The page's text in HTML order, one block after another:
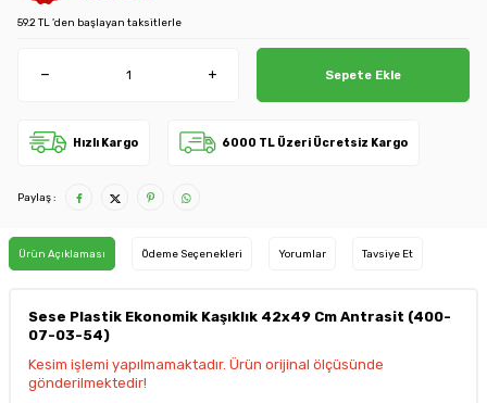
59.2 TL 'den başlayan taksitlerle
Sepete Ekle
Hızlı Kargo 6000 TL Üzeri Ücretsiz Kargo
Paylaş :
Ürün Açıklaması Ödeme Seçenekleri Yorumlar Tavsiye Et
Sese Plastik Ekonomik Kaşıklık 42x49 Cm Antrasit (400-
07-03-54)
Kesim işlemi yapılmamaktadır. Ürün orijinal ölçüsünde
gönderilmektedir!